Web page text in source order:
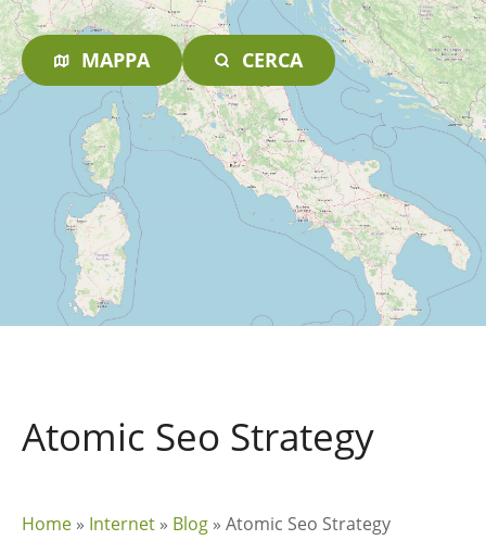
MAPPA CERCA
Atomic Seo Strategy
Home » Internet » Blog » Atomic Seo Strategy